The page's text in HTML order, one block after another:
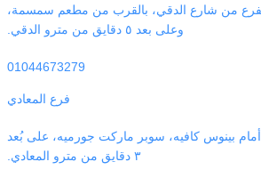
متفرع من شارع الدقي، بالقرب من مطعم سمسمة،
وعلى بعد ٥ دقايق من مترو الدقي.
01044673279
فرع المعادي
ش ١٠ مع ش ٩، أمام بينوس كافيه، سوبر ماركت جورميه، على بُعد
٣ دقايق من مترو المعادي.